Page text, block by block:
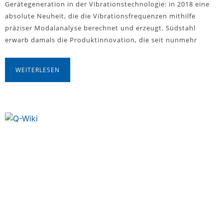
Gerätegeneration in der Vibrationstechnologie: in 2018 eine
absolute Neuheit, die die Vibrationsfrequenzen mithilfe
präziser Modalanalyse berechnet und erzeugt. Südstahl
erwarb damals die Produktinnovation, die seit nunmehr
WEITERLESEN